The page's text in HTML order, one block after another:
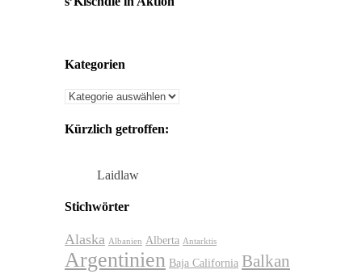
Kategorien
Kategorien
Kürzlich getroffen:
Laidlaw
Stichwörter
Alaska Albanien Alberta Antarktis
Argentinien Baja California Balkan